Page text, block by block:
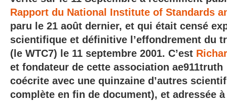
Rapport du National Institute of Standards
paru le 21 août dernier, et qui était censé
scientifique et définitive l’effondrement du
(le WTC7) le 11 septembre 2001. C’est
et fondateur de cette association
coécrite avec une quinzaine d’autres
complète en fin de document), et adressée